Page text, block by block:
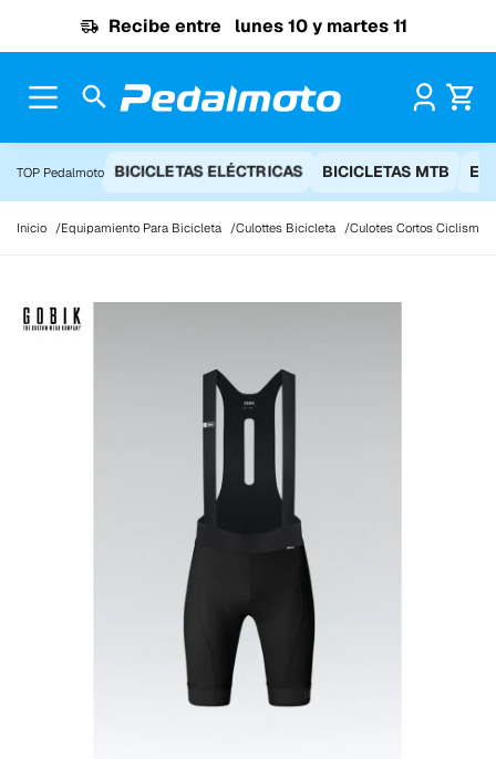
Recibe entre lunes 10 y martes 11
TOP Pedalmoto BICICLETAS ELÉCTRICAS BICICLETAS MTB
Inicio Equipamiento Para Bicicleta Culottes Bicicleta Culotes Cortos Ciclismo